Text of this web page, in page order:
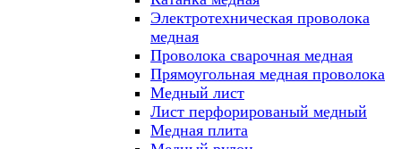
Электротехническая проволока
медная
Проволока сварочная медная
Прямоугольная медная проволока
Медный лист
Лист перфорированый медный
Медная плита